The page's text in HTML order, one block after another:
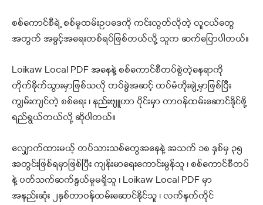
စစ်ကောင်စီရဲ့ စစ်မှုထမ်းဥပဒေကို ကင်းလွတ်လိုတဲ့ လူငယ်တွေ
အတွက် အခွင့်အရေးတစ်ရပ်ဖြစ်တယ်လို့ သူက ဆက်ပြောပါတယ်။
Loikaw Local PDF အနေနဲ့ စစ်ကောင်စီတပ်စွဲတဲ့နေရာကို
တိုက်ခိုက်သွားမှာဖြစ်သလို တပ်ခွဲအဆင့် ထပ်မံတိုးချဲ့မှာဖြစ်ပြီး
ကျွမ်းကျင်တဲ့ စစ်ရေး ၊ နည်းဗျူဟာ ပိုင်းမှာ တာဝန်ထမ်းဆောင်နိုင်ဖို့
ရည်ရွယ်တယ်လို့ ဆိုပါတယ်။
လျှောက်ထားမယ့် တပ်သားသစ်တွေအနေနဲ့ အသက် ၁၈ နှစ်မှ ၃၅
အတွင်းဖြစ်ရမှာဖြစ်ပြီး ကျန်းမာရေးကောင်းမွန်သူ ၊ စစ်ကောင်စီတပ်
နဲ့ ပတ်သက်ဆက်နွယ်မှုမရှိသူ ၊ Loikaw Local PDF မှာ
အနည်းဆုံး ၂နှစ်တာဝန်ထမ်းဆောင်နိုင်သူ ၊ လက်နက်ကိုင်